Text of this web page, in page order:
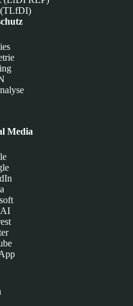
(TLfDI)
Media